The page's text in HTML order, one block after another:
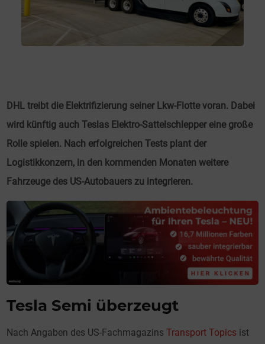
DHL treibt die Elektrifizierung seiner Lkw-Flotte voran. Dabei
wird künftig auch Teslas Elektro-Sattelschlepper eine große
Rolle spielen. Nach erfolgreichen Tests plant der
Logistikkonzern, in den kommenden Monaten weitere
Fahrzeuge des US-Autobauers zu integrieren.
Tesla Semi überzeugt
Nach Angaben des US-FachmagazinsTransport Topics ist